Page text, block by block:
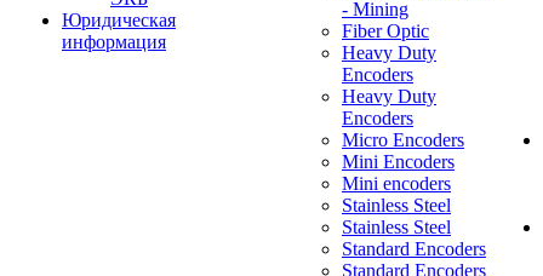
Юридическая
информация
- Mining
Fiber Optic
Heavy Duty
Encoders
Heavy Duty
Encoders
Micro Encoders
Mini Encoders
Mini encoders
Stainless Steel
Stainless Steel
Standard Encoders
Standard Encoders